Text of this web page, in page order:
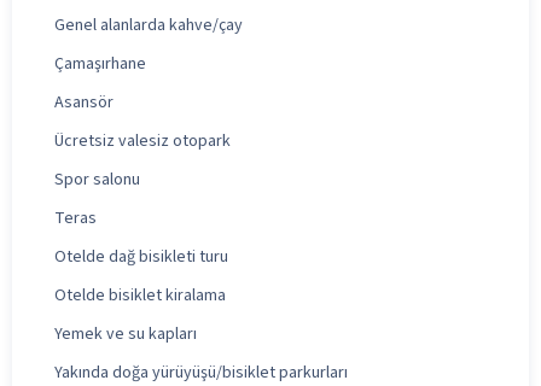
Genel alanlarda kahve/çay
Çamaşırhane
Asansör
Ücretsiz valesiz otopark
Spor salonu
Teras
Otelde dağ bisikleti turu
Otelde bisiklet kiralama
Yemek ve su kapları
Yakında doğa yürüyüşü/bisiklet parkurları